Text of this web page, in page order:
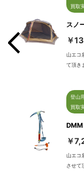
買取
スノ
￥
山エコ
て頂き
登山
買取
DMM
￥
山エコ
させて